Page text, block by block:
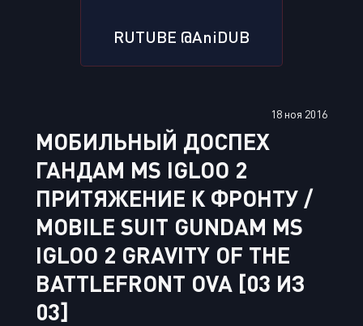
RUTUBE @AniDUB
18 ноя 2016
МОБИЛЬНЫЙ ДОСПЕХ
ГАНДАМ MS IGLOO 2
ПРИТЯЖЕНИЕ К ФРОНТУ /
MOBILE SUIT GUNDAM MS
IGLOO 2 GRAVITY OF THE
BATTLEFRONT OVA [03 ИЗ
03]